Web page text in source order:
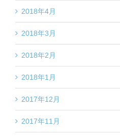
2018年4月
2018年3月
2018年2月
2018年1月
2017年12月
2017年11月